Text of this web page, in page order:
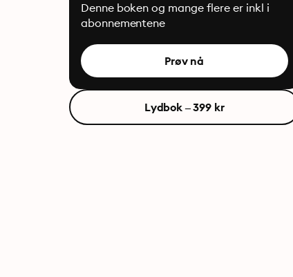
Denne boken og mange flere er inkl i
abonnementene
Prøv nå
Lydbok – 399 kr